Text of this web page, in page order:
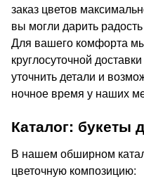
заказ цветов
вы могли дарить
Для вашего комфорта
круглосуточной
уточнить детали и
ночное время у наших
Каталог: букеты
В нашем обширном
цветочную композицию: